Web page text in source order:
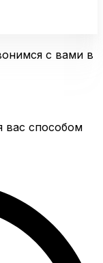
с вами в
вас способом